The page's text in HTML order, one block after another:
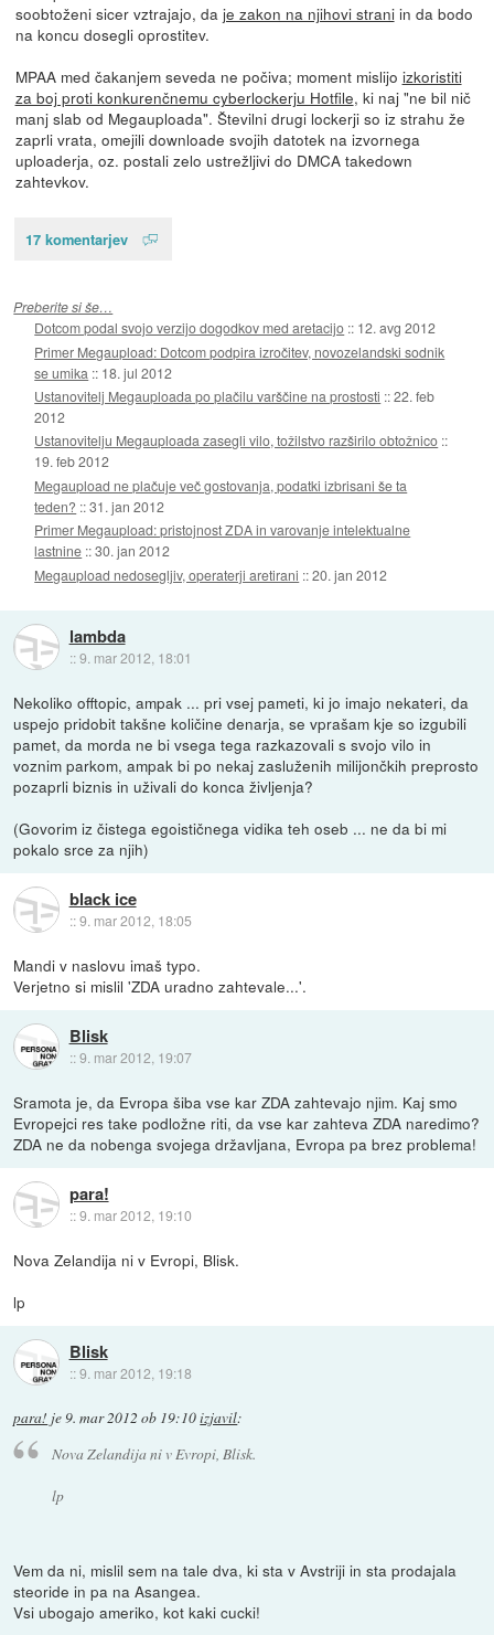
soobtoženi sicer vztrajajo, da je zakon na njihovi straniin da bodo
na koncu dosegli oprostitev.
MPAA med čakanjem seveda ne počiva; moment mislijo izkoristiti
za boj proti konkurenčnemu cyberlockerju Hotfile, ki naj "ne bil nič
manj slab od Megauploada". Številni drugi lockerji so iz strahu že
zaprli vrata, omejili downloade svojih datotek na izvornega
uploaderja, oz. postali zelo ustrežljivi do DMCA takedown
zahtevkov.
17 komentarjev
Preberite si še…
Dotcom podal svojo verzijo dogodkov med aretacijo :: 12. avg 2012
Primer Megaupload: Dotcom podpira izročitev, novozelandski sodnik
se umika :: 18. jul 2012
Ustanovitelj Megauploada po plačilu varščine na prostosti ::22. feb
2012
Ustanovitelju Megauploada zasegli vilo, tožilstvo razširilo obtožnico ::
19. feb 2012
Megaupload ne plačuje več gostovanja, podatki izbrisani še ta
teden? ::31. jan 2012
Primer Megaupload: pristojnost ZDA in varovanje intelektualne
lastnine ::30. jan 2012
Megaupload nedosegljiv, operaterji aretirani ::20. jan 2012
lambda
::9. mar 2012, 18:01
Nekoliko offtopic, ampak ... pri vsej pameti, ki jo imajo nekateri, da
uspejo pridobit takšne količine denarja, se vprašam kje so izgubili
pamet, da morda ne bi vsega tega razkazovali s svojo vilo in
voznim parkom, ampak bi po nekaj zasluženih milijončkih preprosto
pozaprli biznis in uživali do konca življenja?
(Govorim iz čistega egoističnega vidika teh oseb ... ne da bi mi
pokalo srce za njih)
black ice
::9. mar 2012, 18:05
Mandi v naslovu imaš typo.
Verjetno si mislil 'ZDA uradno zahtevale...'.
Blisk
::9. mar 2012, 19:07
Sramota je, da Evropa šiba vse kar ZDA zahtevajo njim. Kaj smo
Evropejci res take podložne riti, da vse kar zahteva ZDA naredimo?
ZDA ne da nobenga svojega državljana, Evropa pa brez problema!
para!
::9. mar 2012, 19:10
Nova Zelandija ni v Evropi, Blisk.
lp
Blisk
::9. mar 2012, 19:18
para! je9. mar 2012 ob 19:10izjavil:
Nova Zelandija ni v Evropi, Blisk.
lp
Vem da ni, mislil sem na tale dva, ki sta v Avstriji in sta prodajala
steoride in pa na Asangea.
Vsi ubogajo ameriko, kot kaki cucki!